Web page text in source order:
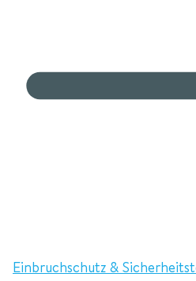
Einbruchschutz &